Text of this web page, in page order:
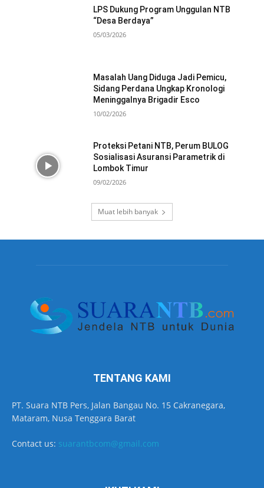
LPS Dukung Program Unggulan NTB
“Desa Berdaya”
05/03/2026
Masalah Uang Diduga Jadi Pemicu,
Sidang Perdana Ungkap Kronologi
Meninggalnya Brigadir Esco
10/02/2026
Proteksi Petani NTB, Perum BULOG
Sosialisasi Asuransi Parametrik di
Lombok Timur
09/02/2026
Muat lebih banyak
TENTANG KAMI
PT. Suara NTB Pers, Jalan Bangau No. 15 Cakranegara,
Mataram, Nusa Tenggara Barat
Contact us: suarantbcom@gmail.com